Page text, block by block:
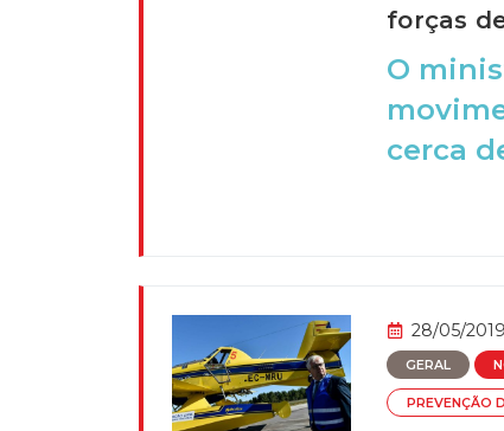
forças
O
cerca
28/05/2019
GERAL
PREVENÇÃO